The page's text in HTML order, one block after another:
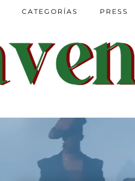
CATEGORÍAS PRESS